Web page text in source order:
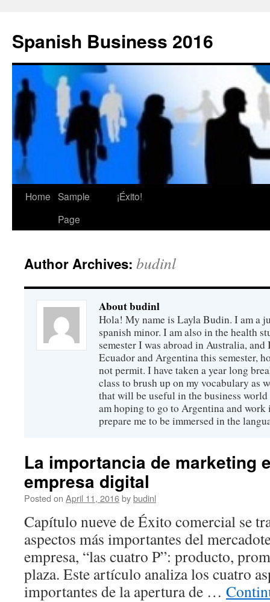
content
Spanish Business 2016
Home Sample
Page
¡Éxito!
Author Archives: budinl
About budinl
Hola! My name is Layla Budin. I am a
spanish minor. I am also in the health
semester I was abroad in Australia,
Ecuador and Argentina this semester,
not permit. I have taken a year long
class to brush up on my vocabulary as
that will be useful in the business
am hoping to go to Argentina and
prepare me to be immersed in the
La importancia de marketing
empresa digital
Posted on April 11, 2016bybudinl
Capítulo nueve de Éxito comercial se
aspectos más importantes del
empresa, “las cuatro P”: producto,
plaza. Este artículo analiza los cuatro
importantes de la apertura de …